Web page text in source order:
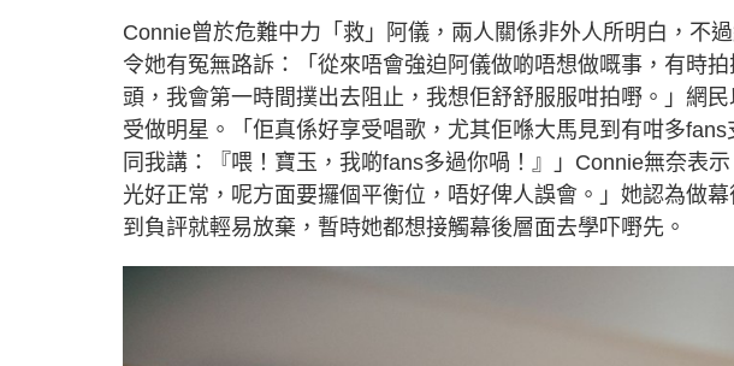
Connie曾於危難中力「救」阿儀，兩人關係非外人所明白，不
令她有冤無路訴：「從來唔會強迫阿儀做啲唔想做嘅事，有時
頭，我會第一時間撲出去阻止，我想佢舒舒服服咁拍嘢。」網
受做明星。「佢真係好享受唱歌，尤其佢喺大馬見到有咁多
同我講：『喂！寶玉，我啲fans多過你喎！』」Connie無奈表
光好正常，呢方面要攞個平衡位，唔好俾人誤會。」她認為做
到負評就輕易放棄，暫時她都想接觸幕後層面去學吓嘢先。